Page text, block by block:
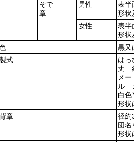
そで
章
男性
表半
形状
女性
表半
形状
色
黒又
製式
はっ
丈
メ
ル
白色
形状
背章
径約
団名
形状